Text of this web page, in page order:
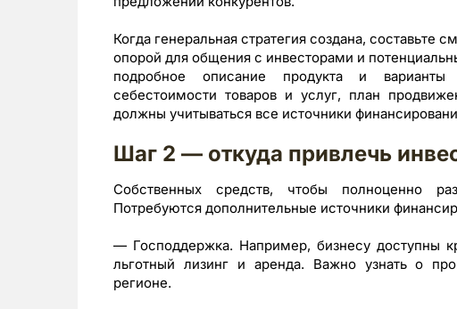
Когда генеральная стратегия создана, составьте
опорой для общения с инвесторами и
подробное описание продукта и варианты
себестоимости товаров и услуг, план
должны учитываться все источники
Шаг 2 — откуда привлечь
Собственных средств, чтобы полноценно
Потребуются дополнительные источники
— Господдержка. Например, бизнесу доступны
льготный лизинг и аренда. Важно узнать о
регионе.